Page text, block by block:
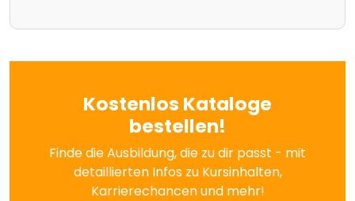
Kostenlos Kataloge
bestellen!
Finde die Ausbildung, die zu dir passt - mit
detaillierten Infos zu Kursinhalten,
Karrierechancen und mehr!